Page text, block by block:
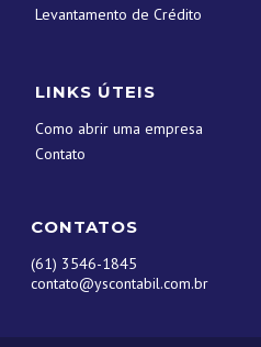
Levantamento de Crédito
LINKS ÚTEIS
Como abrir uma empresa
Contato
CONTATOS
(61) 3546-1845
contato@yscontabil.com.br